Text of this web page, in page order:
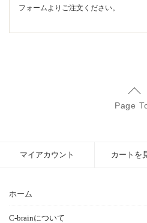
フォームよりご注文ください。
Page
ホーム
C-brainについて
マイアカウント カートを